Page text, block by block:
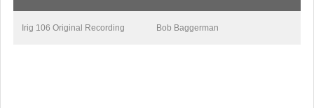
Irig 106 Original Recording Bob Baggerman